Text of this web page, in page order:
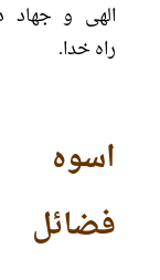
الهی و جهاد
راه خدا.
اسوه
فضائل